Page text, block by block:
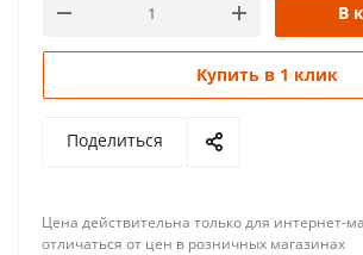
В
Купить в 1 клик
Поделиться
Цена действительна только для интернет-
отличаться от цен в розничных магазинах